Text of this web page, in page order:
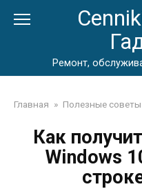
Ремонт,
Главная » Полезные советы
Как
Windows